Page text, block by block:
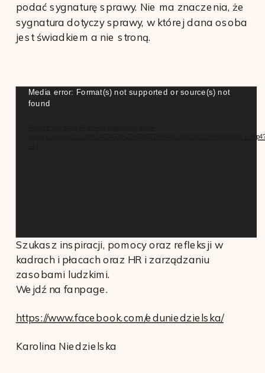
podać sygnaturę sprawy. Nie ma znaczenia, że
sygnatura dotyczy sprawy, w której dana osoba
jest świadkiem a nie stroną.
Odtwarzacz
video
Media error: Format(s) not supported or source(s) not
found
content/uploads/2019/09/
Szukasz inspiracji, pomocy oraz refleksji w
kadrach i płacach oraz HR i zarządzaniu
zasobami ludzkimi.
Wejdź na fanpage.
https://www.facebook.com/eduniedzielska/
Karolina Niedzielska